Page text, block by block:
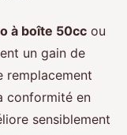
à boîte 50cc ou
un gain de
remplacement
conformité en
sensiblement